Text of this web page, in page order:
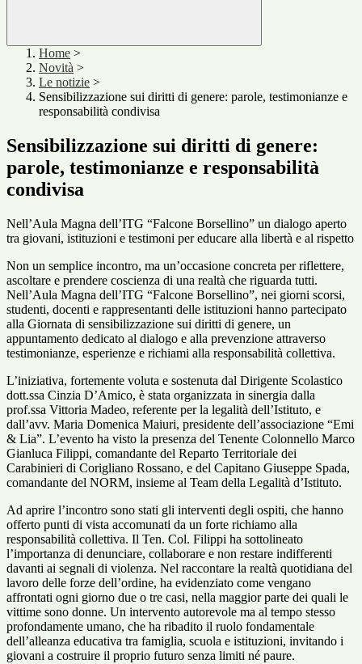
Home >
Novità >
Le notizie >
Sensibilizzazione sui diritti di genere: parole, testimonianze e
responsabilità condivisa
Sensibilizzazione sui diritti di genere:
parole, testimonianze e responsabilità
condivisa
Nell’Aula Magna dell’ITG “Falcone Borsellino” un dialogo aperto
tra giovani, istituzioni e testimoni per educare alla libertà e al rispetto
Non un semplice incontro, ma un’occasione concreta per riflettere,
ascoltare e prendere coscienza di una realtà che riguarda tutti.
Nell’Aula Magna dell’ITG “Falcone Borsellino”, nei giorni scorsi,
studenti, docenti e rappresentanti delle istituzioni hanno partecipato
alla Giornata di sensibilizzazione sui diritti di genere, un
appuntamento dedicato al dialogo e alla prevenzione attraverso
testimonianze, esperienze e richiami alla responsabilità collettiva.
L’iniziativa, fortemente voluta e sostenuta dal Dirigente Scolastico
dott.ssa Cinzia D’Amico, è stata organizzata in sinergia dalla
prof.ssa Vittoria Madeo, referente per la legalità dell’Istituto, e
dall’avv. Maria Domenica Maiuri, presidente dell’associazione “Emi
& Lia”. L’evento ha visto la presenza del Tenente Colonnello Marco
Gianluca Filippi, comandante del Reparto Territoriale dei
Carabinieri di Corigliano Rossano, e del Capitano Giuseppe Spada,
comandante del NORM, insieme al Team della Legalità d’Istituto.
Ad aprire l’incontro sono stati gli interventi degli ospiti, che hanno
offerto punti di vista accomunati da un forte richiamo alla
responsabilità collettiva. Il Ten. Col. Filippi ha sottolineato
l’importanza di denunciare, collaborare e non restare indifferenti
davanti ai segnali di violenza. Nel raccontare la realtà quotidiana del
lavoro delle forze dell’ordine, ha evidenziato come vengano
affrontati ogni giorno due o tre casi, nella maggior parte dei quali le
vittime sono donne. Un intervento autorevole ma al tempo stesso
profondamente umano, che ha ribadito il ruolo fondamentale
dell’alleanza educativa tra famiglia, scuola e istituzioni, invitando i
giovani a costruire il proprio futuro senza limiti né paure.